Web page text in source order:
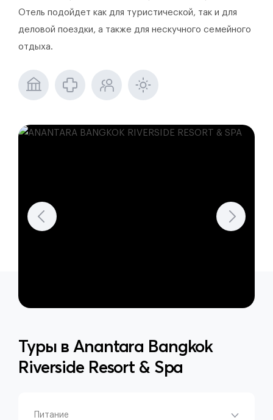
Отель подойдет как для туристической, так и для
деловой поездки, а также для нескучного семейного
отдыха.
Туры в Anantara Bangkok
Riverside Resort & Spa
Питание